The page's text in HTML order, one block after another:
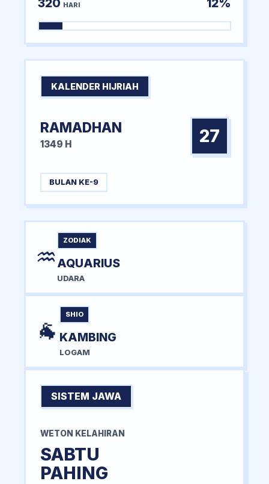
HARI
KALENDER HIJRIAH
RAMADHAN
1349 H 27
BULAN KE-9
♒
ZODIAK
AQUARIUS
UDARA
🐐
SHIO
KAMBING
LOGAM
SISTEM JAWA
WETON KELAHIRAN
SABTU
PAHING